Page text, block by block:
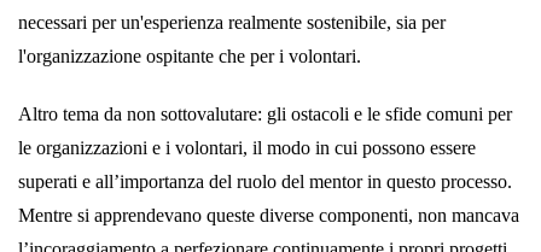
necessari per un'esperienza realmente sostenibile, sia per
l'organizzazione ospitante che per i volontari.
Altro tema da non sottovalutare: gli ostacoli e le sfide comuni per
le organizzazioni e i volontari, il modo in cui possono essere
superati e all’importanza del ruolo del mentor in questo processo.
Mentre si apprendevano queste diverse componenti, non mancava